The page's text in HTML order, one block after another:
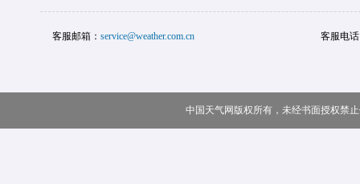
客服邮箱： service@weather.com.cn 客服电
中国天气网版权所有，未经书面授权